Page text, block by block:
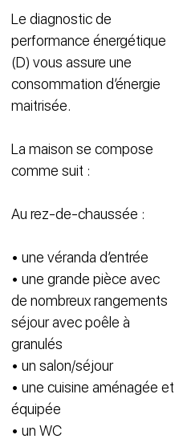
Le diagnostic de
performance énergétique
(D) vous assure une
consommation d’énergie
maitrisée.
La maison se compose
comme suit :
Au rez-de-chaussée :
• une véranda d’entrée
• une grande pièce avec
de nombreux rangements
séjour avec poêle à
granulés
• un salon/séjour
• une cuisine aménagée et
équipée
• un WC